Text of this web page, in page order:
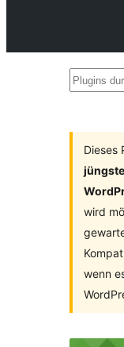
Plugins
Dieses
wird
wenn